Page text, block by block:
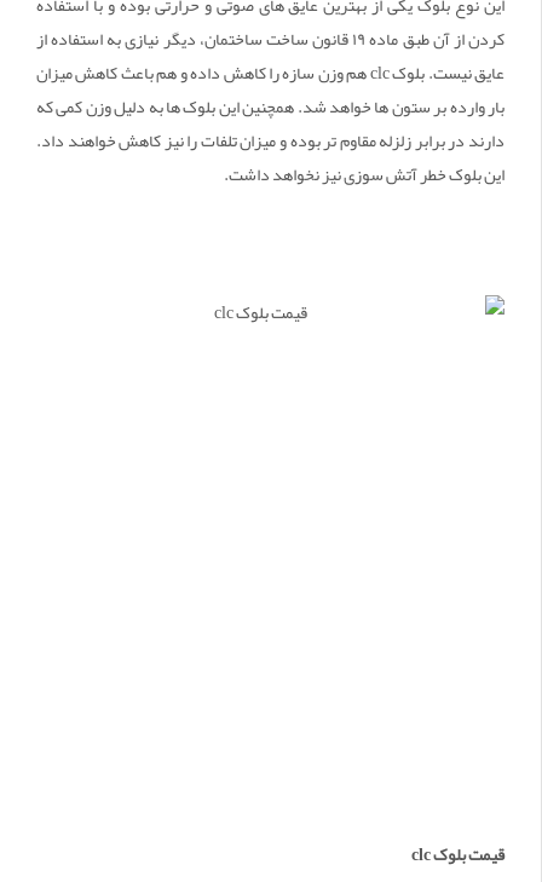
کردن از آن طبق ماده ۱۹ قانون ساخت ساختمان، دیگر نیازی به استفاده از
عایق نیست. بلوک clc هم وزن سازه را کاهش داده و هم باعث کاهش میزان
بار وارده بر ستون ها خواهد شد. همچنین این بلوک ها به دلیل وزن کمی که
دارند در برابر زلزله مقاوم تر بوده و میزان تلفات را نیز کاهش خواهند داد.
این بلوک خطر آتش سوزی نیز نخواهد داشت.
قیمت بلوکclc